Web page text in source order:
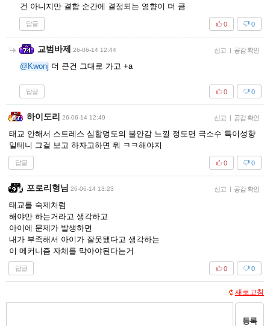
건 아니지만 결합 순간에 결정되는 영향이 더 큼
답글 0
0
교범바제 26-06-14 12:44 신고 | 공감 확인
@Kwonj 더 큰건 그대로 가고 +a
답글 0
0
하이도리 26-06-14 12:49 신고 | 공감 확인
태교 안해서 스트레스 심할덩도의 불안감 느낄 정도면 극소수 특이성향
일테니 그걸 보고 하자고하면 뭐 ㅋㅋ해야지
답글 0
0
포로리형님 26-06-14 13:23 신고 | 공감 확인
태교를 숙제처럼
해야만 하는거라고 생각하고
아이에 문제가 발생하면
내가 부족해서 아이가 잘못됐다고 생각하는
이 메커니즘 자체를 막아야된다는거
답글 0
0
새로고침
등록